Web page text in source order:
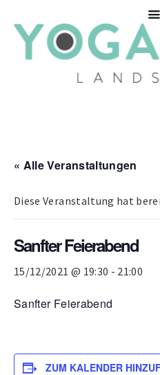
« Alle Veranstaltungen
Diese Veranstaltung hat
Sanfter Feierabend
15/12/2021 @ 19:30 - 21:00
Sanfter Feierabend
ZUM KALENDER